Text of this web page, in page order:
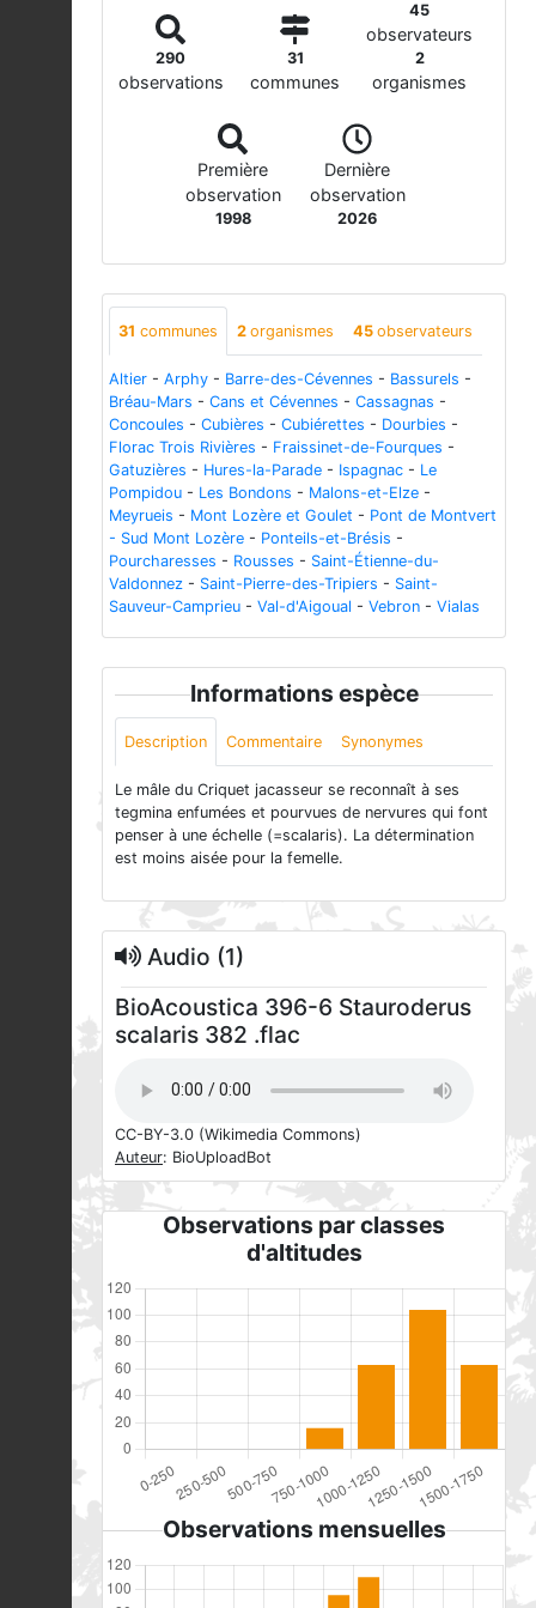
290
observations
31
communes
45
observateurs
2
organismes
Première
observation
1998
Dernière
observation
2026
31 communes 2 organismes 45 observateurs
Altier - Arphy - Barre-des-Cévennes - Bassurels -
Bréau-Mars - Cans et Cévennes - Cassagnas -
Concoules - Cubières - Cubiérettes - Dourbies -
Florac Trois Rivières - Fraissinet-de-Fourques -
Gatuzières - Hures-la-Parade - Ispagnac - Le
Pompidou - Les Bondons - Malons-et-Elze -
Meyrueis - Mont Lozère et Goulet - Pont de Montvert
- Sud Mont Lozère - Ponteils-et-Brésis -
Pourcharesses - Rousses - Saint-Étienne-du-
Valdonnez - Saint-Pierre-des-Tripiers - Saint-
Sauveur-Camprieu - Val-d'Aigoual - Vebron - Vialas
Informations espèce
Description Commentaire Synonymes
Le mâle du Criquet jacasseur se reconnaît à ses
tegmina enfumées et pourvues de nervures qui font
penser à une échelle (=scalaris). La détermination
est moins aisée pour la femelle.
Audio (1)
BioAcoustica 396-6 Stauroderus
scalaris 382 .flac
CC-BY-3.0 (Wikimedia Commons)
Auteur: BioUploadBot
Observations par classes
d'altitudes
Observations mensuelles